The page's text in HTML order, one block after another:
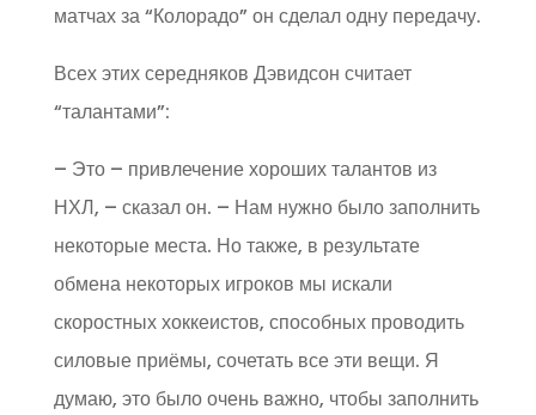
матчах за “Колорадо” он сделал одну передачу.
Всех этих середняков Дэвидсон считает
“талантами”:
– Это – привлечение хороших талантов из
НХЛ, – сказал он. – Нам нужно было заполнить
некоторые места. Но также, в результате
обмена некоторых игроков мы искали
скоростных хоккеистов, способных проводить
силовые приёмы, сочетать все эти вещи. Я
думаю, это было очень важно, чтобы заполнить